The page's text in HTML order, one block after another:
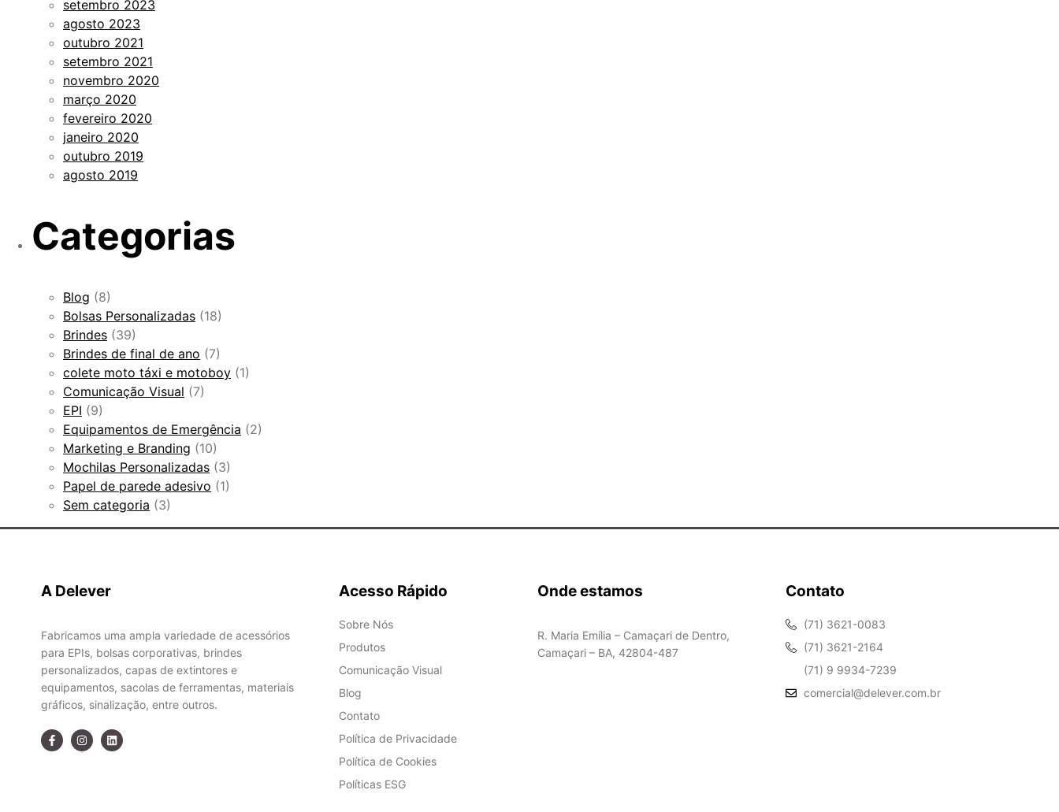
setembro 2023
agosto 2023
outubro 2021
setembro 2021
novembro 2020
março 2020
fevereiro 2020
janeiro 2020
outubro 2019
agosto 2019
Categorias
Blog (8)
Bolsas Personalizadas (18)
Brindes (39)
Brindes de final de ano (7)
colete moto táxi e motoboy (1)
Comunicação Visual (7)
EPI (9)
Equipamentos de Emergência (2)
Marketing e Branding (10)
Mochilas Personalizadas (3)
Papel de parede adesivo (1)
Sem categoria (3)
A Delever
Fabricamos uma ampla variedade de acessórios
para EPIs, bolsas corporativas, brindes
personalizados, capas de extintores e
equipamentos, sacolas de ferramentas, materiais
gráficos, sinalização, entre outros.
Acesso Rápido
Sobre Nós
Produtos
Comunicação Visual
Blog
Contato
Política de Privacidade
Política de Cookies
Políticas ESG
Onde estamos
R. Maria Emília – Camaçari de Dentro,
Camaçari – BA, 42804-487
Contato
(71) 3621-0083
(71) 3621-2164
(71) 9 9934-7239
comercial@delever.com.br